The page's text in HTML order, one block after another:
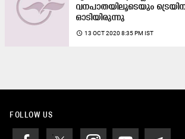
വനപാതയിലൂടെയും
ഒാടിയിരുന്നു
access_time 13 OCT 2020 8:35 PM IST
FOLLOW US